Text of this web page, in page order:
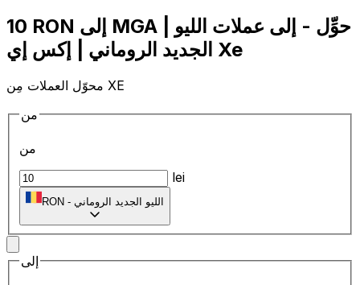
10 RON إلى MGA | حوِّل - إلى عملات الليو
الجديد الروماني | إكس إي Xe
محوّل العملات مِن XE
من
من
lei
RON - الليو الجديد الروماني
إلى